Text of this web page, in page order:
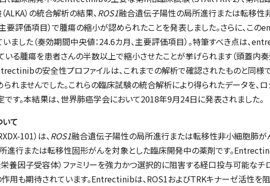
ALKA）の統合解析の結果、ROS1融合遺伝子陽性の局所進行または転移性
要評価項目）で腫瘍の縮小が認められたことを発表しました。さらに、こ
ました（奏効期間中央値：24.6カ月、主要評価項目）。特筆すべき点は、
ている腫瘍を患者さんの半数以上で縮小させたことが挙げられます（頭蓋内
の安全性プロファイルは、これまでの解析で確認されたものと同様
られませんでした。これらの臨床試験の統合解析により得られたデータを、
す。本結果は、世界肺癌学会において2018年9月24日に発表されました。
て
101）は、ROS1融合遺伝子陽性の局所進行または転移性非小細胞肺が
進行または転移性固形がんを対象とした臨床開発中の薬剤です。
栄養因子受容体）ファミリーを強力かつ選択的に阻害する経口投与可能な
作用も期待されています。Entrectinibは、ROS1およびTRKキナーゼ活性を阻